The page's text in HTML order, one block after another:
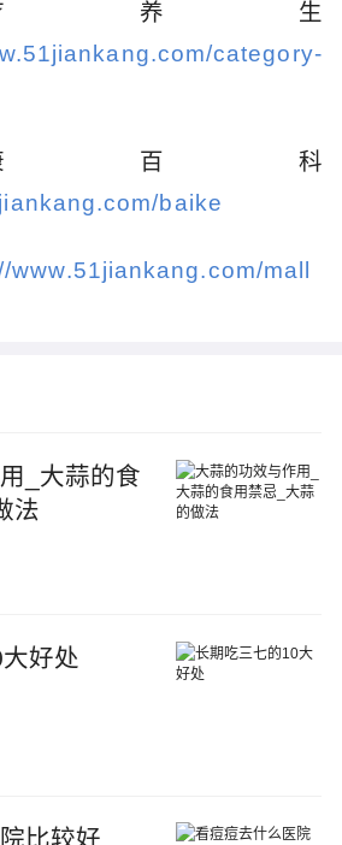
养生
category-
百科
baike
www.51jiankang.com/mall
_大蒜的食
法
好处
比较好